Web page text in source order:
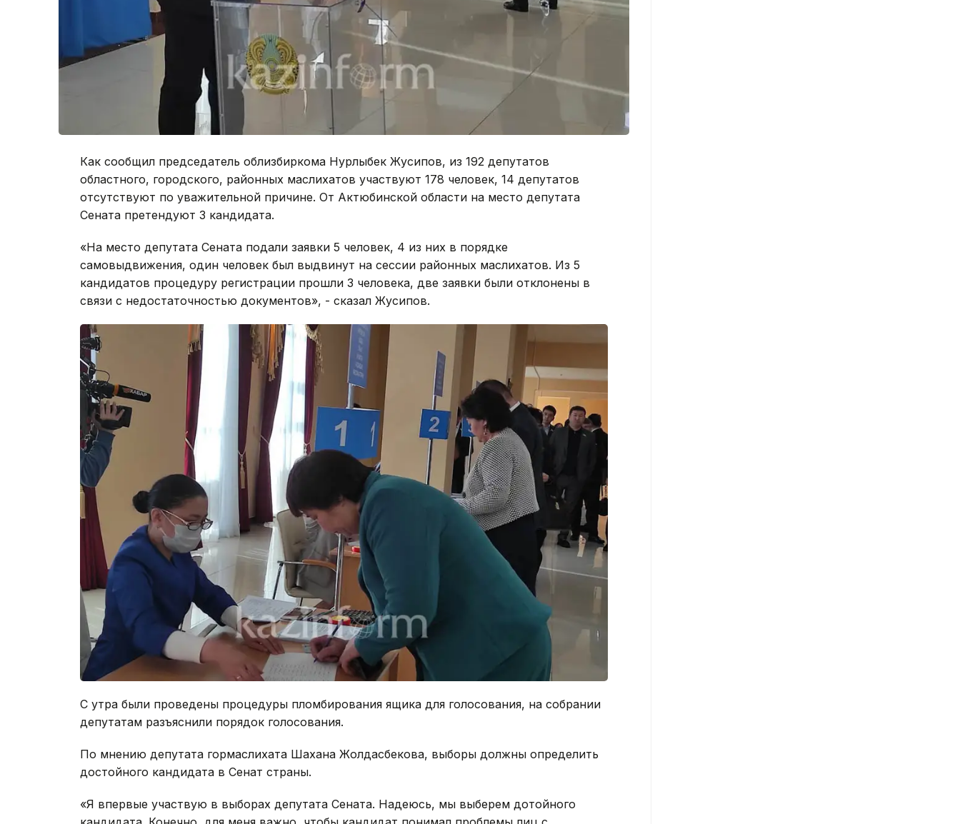
Как сообщил председатель облизбиркома Нурлыбек Жусипов, из 192 депутатов
областного, городского, районных маслихатов участвуют 178 человек, 14 депутатов
отсутствуют по уважительной причине. От Актюбинской области на место депутата
Сената претендуют 3 кандидата.
«На место депутата Сената подали заявки 5 человек, 4 из них в порядке
самовыдвижения, один человек был выдвинут на сессии районных маслихатов. Из 5
кандидатов процедуру регистрации прошли 3 человека, две заявки были отклонены в
связи с недостаточностью документов», - сказал Жусипов.
С утра были проведены процедуры пломбирования ящика для голосования, на собрании
депутатам разъяснили порядок голосования.
По мнению депутата гормаслихата Шахана Жолдасбекова, выборы должны определить
достойного кандидата в Сенат страны.
«Я впервые участвую в выборах депутата Сената. Надеюсь, мы выберем дотойного